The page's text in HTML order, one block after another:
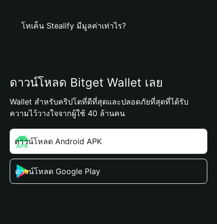
โทเค็น Stealify มีมูลค่าเท่าไร?
ดาวน์โหลด Bitget Wallet เลย
Wallet สำหรับคริปโตที่ดีที่สุดและปลอดภัยที่สุดที่ได้รับ
ความไว้วางใจจากผู้ใช้ 40 ล้านคน
ดาวน์โหลด Android APK
ดาวน์โหลด Google Play